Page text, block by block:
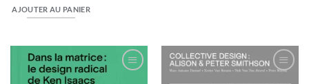
AJOUTER AU PANIER